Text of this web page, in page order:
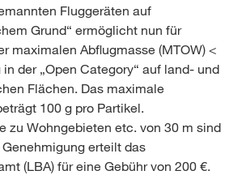
Fluggeräten auf
Grund“ ermöglicht nun für
maximalen Abflugmasse (MTOW) <
der „Open Category“ auf land- und
Flächen. Das maximale
100 g pro Partikel.
zu Wohngebieten etc. von 30 m sind
erteilt das
(LBA) für eine Gebühr von 200 €.